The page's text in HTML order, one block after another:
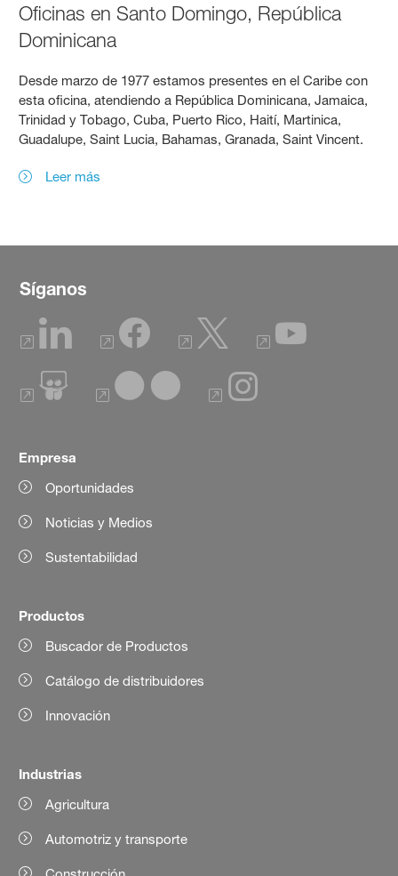
Oficinas en Santo Domingo, República
Dominicana
Desde marzo de 1977 estamos presentes en el Caribe con
esta oficina, atendiendo a República Dominicana, Jamaica,
Trinidad y Tobago, Cuba, Puerto Rico, Haití, Martinica,
Guadalupe, Saint Lucia, Bahamas, Granada, Saint Vincent.
Leer más
Síganos
Empresa
Oportunidades
Noticias y Medios
Sustentabilidad
Productos
Buscador de Productos
Catálogo de distribuidores
Innovación
Industrias
Agricultura
Automotriz y transporte